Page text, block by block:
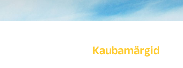
Kaubamärgid